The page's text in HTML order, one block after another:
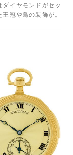
イヤモンドがセッ
王冠や鳥の装飾が。